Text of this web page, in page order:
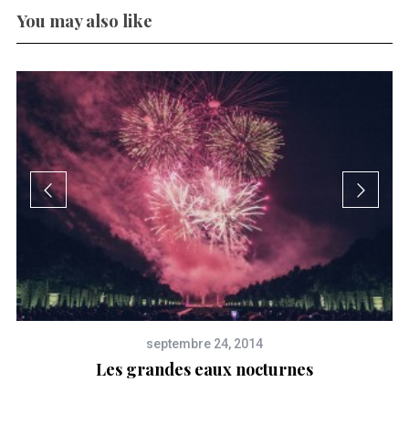
You may also like
septembre 24, 2014
Les grandes eaux nocturnes